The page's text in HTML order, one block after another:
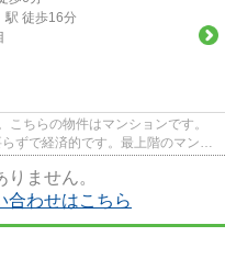
駅 徒歩16分
ちらの物件はマンションです。
ずで経済的です。最上階のマンシ
ません。
合わせはこちら